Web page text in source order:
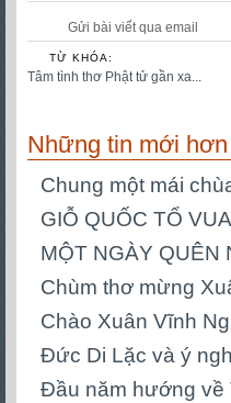
Gửi bài viết qua email
TỪ KHÓA:
Tâm tình thơ Phật tử gần xa...
Những tin mới hơn
Chung một mái
GIỖ QUỐC TỔ
MỘT NGÀY QUÊN
Chùm thơ mừng
Chào Xuân Vĩnh
Đức Di Lặc và ý
Đầu năm hướng về